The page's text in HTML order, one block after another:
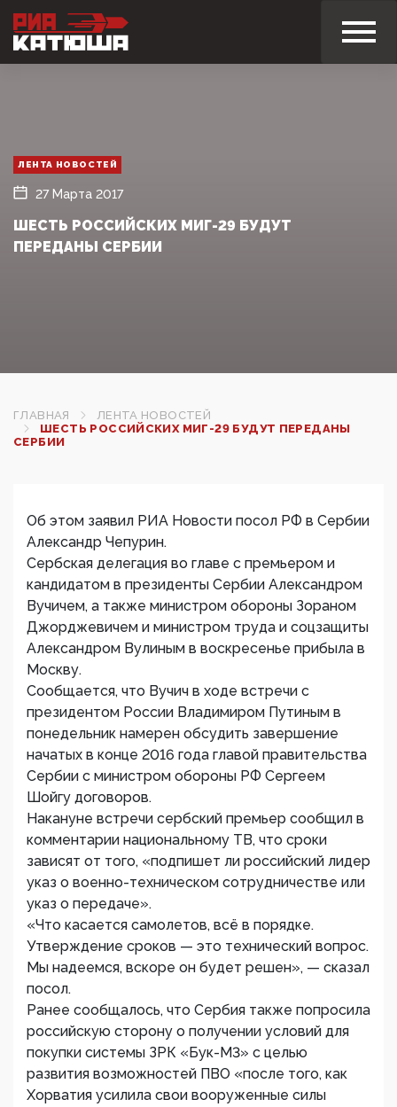
ЛЕНТА НОВОСТЕЙ
27 Марта 2017
ШЕСТЬ РОССИЙСКИХ МИГ-29 БУДУТ
ПЕРЕДАНЫ СЕРБИИ
ГЛАВНАЯ
ЛЕНТА НОВОСТЕЙ
ШЕСТЬ РОССИЙСКИХ МИГ-29 БУДУТ ПЕРЕДАНЫ
СЕРБИИ
Об этом заявил РИА Новости посол РФ в Сербии
Александр Чепурин.
Сербская делегация во главе с премьером и
кандидатом в президенты Сербии Александром
Вучичем, а также министром обороны Зораном
Джорджевичем и министром труда и соцзащиты
Александром Вулиным в воскресенье прибыла в
Москву.
Сообщается, что Вучич в ходе встречи с
президентом России Владимиром Путиным в
понедельник намерен обсудить завершение
начатых в конце 2016 года главой правительства
Сербии с министром обороны РФ Сергеем
Шойгу договоров.
Накануне встречи сербский премьер сообщил в
комментарии национальному ТВ, что сроки
зависят от того, «подпишет ли российский лидер
указ о военно-техническом сотрудничестве или
указ о передаче».
«Что касается самолетов, всё в порядке.
Утверждение сроков — это технический вопрос.
Мы надеемся, вскоре он будет решен», — сказал
посол.
Ранее сообщалось, что Сербия также попросила
российскую сторону о получении условий для
покупки системы ЗРК «Бук-M3» с целью
развития возможностей ПВО «после того, как
Хорватия усилила свои вооруженные силы